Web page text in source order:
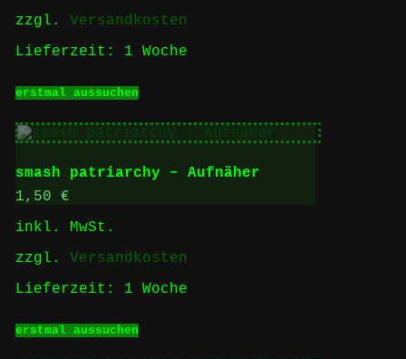
zzgl. Versandkosten
Lieferzeit: 1 Woche
erstmal aussuchenProdukt
mehrere
Varianten
auf.
Die
Produktseite
werden
smash patriarchy – Aufnäher
1,50 €
inkl. MwSt.
zzgl. Versandkosten
Lieferzeit: 1 Woche
erstmal aussuchenProdukt